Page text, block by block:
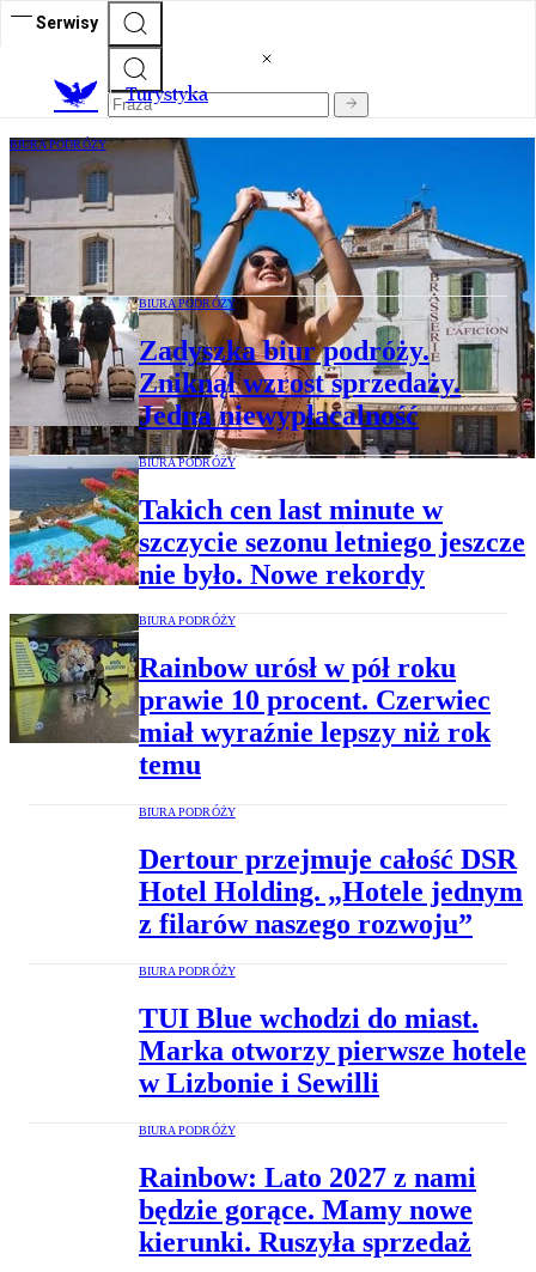
Serwisy
Turystyka
BIURA PODRÓŻY
AI układa Polakom plany podróży.
„Współcześni turyści coraz bardziej
cyfrowi”
BIURA PODRÓŻY
Zadyszka biur podróży.
Zniknął wzrost sprzedaży.
Jedna niewypłacalność
BIURA PODRÓŻY
Takich cen last minute w
szczycie sezonu letniego jeszcze
nie było. Nowe rekordy
BIURA PODRÓŻY
Rainbow urósł w pół roku
prawie 10 procent. Czerwiec
miał wyraźnie lepszy niż rok
temu
BIURA PODRÓŻY
Dertour przejmuje całość DSR
Hotel Holding. „Hotele jednym
z filarów naszego rozwoju”
BIURA PODRÓŻY
TUI Blue wchodzi do miast.
Marka otworzy pierwsze hotele
w Lizbonie i Sewilli
BIURA PODRÓŻY
Rainbow: Lato 2027 z nami
będzie gorące. Mamy nowe
kierunki. Ruszyła sprzedaż